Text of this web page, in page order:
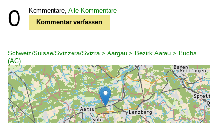
0 Kommentare, Alle Kommentare
Kommentar verfassen
Schweiz/Suisse/Svizzera/Svizra > Aargau > Bezirk Aarau > Buchs
(AG)